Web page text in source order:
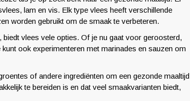
lam en vis. Elk type vlees heeft verschillende
worden gebruikt om de smaak te verbeteren.
vlees vele opties. Of je nu gaat voor geroosterd,
ook experimenteren met marinades en sauzen om
of andere ingrediënten om een gezonde maaltijd
te bereiden is en dat veel smaakvarianten biedt,